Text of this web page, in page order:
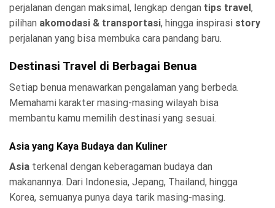
perjalanan dengan maksimal, lengkap dengan tips travel ,
pilihan akomodasi & transportasi, hingga inspirasi story
perjalanan yang bisa membuka cara pandang baru.
Destinasi Travel di Berbagai Benua
Setiap benua menawarkan pengalaman yang berbeda.
Memahami karakter masing-masing wilayah bisa
membantu kamu memilih destinasi yang sesuai.
Asia yang Kaya Budaya dan Kuliner
Asia terkenal dengan keberagaman budaya dan
makanannya. Dari Indonesia, Jepang, Thailand, hingga
Korea, semuanya punya daya tarik masing-masing.